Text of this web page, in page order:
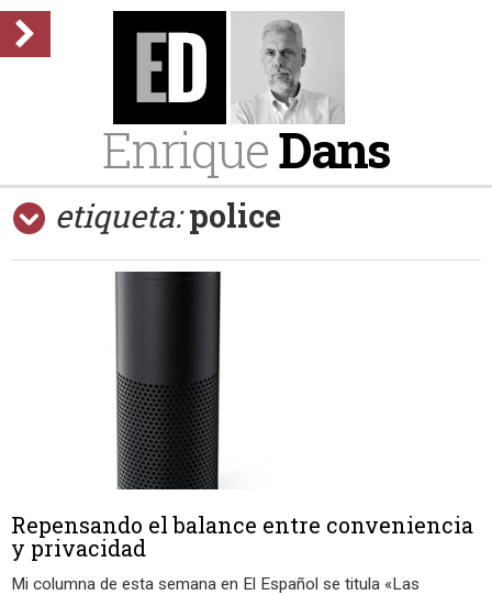
EnriqueDans
etiqueta: police
Repensando el balance entre conveniencia
y privacidad
Mi columna de esta semana en El Español se titula «Las